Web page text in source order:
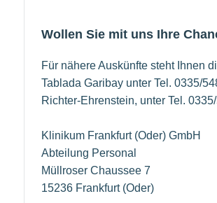
Wollen Sie mit uns Ihre
Für nähere Auskünfte steht Ihnen
Tablada Garibay unter Tel. 0335/
Richter-Ehrenstein, unter Tel.
Klinikum Frankfurt (Oder) GmbH
Abteilung Personal
Müllroser Chaussee 7
15236 Frankfurt (Oder)